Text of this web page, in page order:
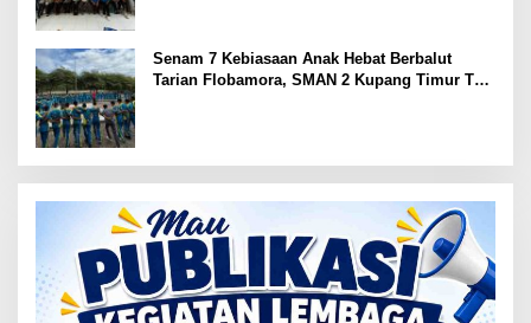
Senam 7 Kebiasaan Anak Hebat Berbalut
Tarian Flobamora, SMAN 2 Kupang Timur Tuai